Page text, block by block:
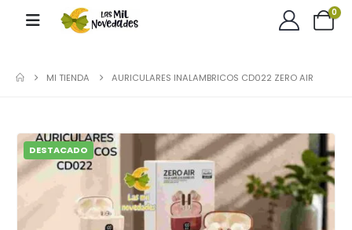
0
MI TIENDA AURICULARES INALAMBRICOS CD022 ZERO AIR
DESTACADO